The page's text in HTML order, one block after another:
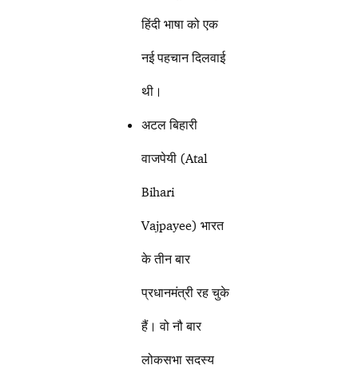
हिंदी भाषा को एक
नई पहचान दिलवाई
थी।
अटल बिहारी
वाजपेयी (Atal
Bihari
Vajpayee) भारत
के तीन बार
प्रधानमंत्री रह चुके
हैं। वो नौ बार
लोकसभा सदस्य